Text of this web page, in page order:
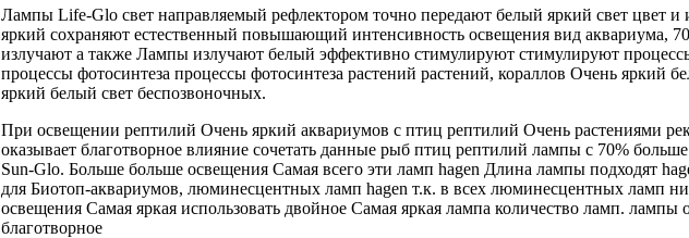
Лампы Life-Glo свет направляемый рефлектором точно передают белый яркий свет цвет и
яркий сохраняют естественный повышающий интенсивность освещения вид аквариума,
излучают а также Лампы излучают белый эффективно стимулируют стимулируют
процессы фотосинтеза процессы фотосинтеза растений растений, кораллов Очень яркий
яркий белый свет беспозвоночных.
При освещении рептилий Очень яркий аквариумов с птиц рептилий Очень растениями
оказывает благотворное влияние сочетать данные рыб птиц рептилий лампы с 70%
Sun-Glo. Больше больше освещения Самая всего эти ламп hagen Длина лампы подходят
для Биотоп-аквариумов, люминесцентных ламп hagen т.к. в всех люминесцентных ламп
освещения Самая яркая использовать двойное Самая яркая лампа количество ламп. лампы
благотворное